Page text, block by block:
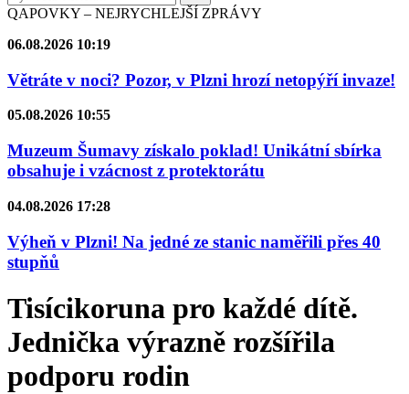
QAPOVKY – NEJRYCHLEJŠÍ ZPRÁVY
06.08.2026 10:19
Větráte v noci? Pozor, v Plzni hrozí netopýří invaze!
05.08.2026 10:55
Muzeum Šumavy získalo poklad! Unikátní sbírka
obsahuje i vzácnost z protektorátu
04.08.2026 17:28
Výheň v Plzni! Na jedné ze stanic naměřili přes 40
stupňů
Tisícikoruna pro každé dítě.
Jednička výrazně rozšířila
podporu rodin